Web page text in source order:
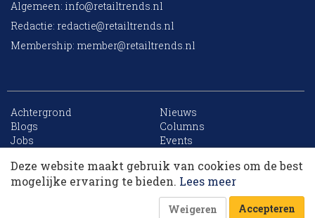
Algemeen: info@retailtrends.nl
Redactie: redactie@retailtrends.nl
Membership: member@retailtrends.nl
Achtergrond
Nieuws
Blogs
Columns
Jobs
Events
Archief
Sitemap
Deze website maakt gebruik van cookies om de best
mogelijke ervaring te bieden. Lees meer
Weigeren Accepteren
10 collega’s
Korting op events